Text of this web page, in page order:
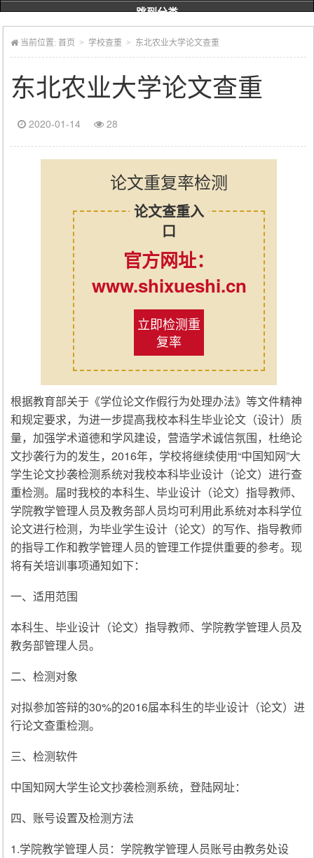
跳到分类
当前位置:首页 >学校查重 > 东北农业大学论文查重
东北农业大学论文查重
2020-01-14 28
论文重复率检测
论文查重入
口
官方网址：
www.shixueshi.cn
立即检测重
复率
根据教育部关于《学位论文作假行为处理办法》等文件精神
和规定要求，为进一步提高我校本科生毕业论文（设计）质
量，加强学术道德和学风建设，营造学术诚信氛围，杜绝论
文抄袭行为的发生，2016年，学校将继续使用“中国知网”大
学生论文抄袭检测系统对我校本科毕业设计（论文）进行查
重检测。届时我校的本科生、毕业设计（论文）指导教师、
学院教学管理人员及教务部人员均可利用此系统对本科学位
论文进行检测，为毕业学生设计（论文）的写作、指导教师
的指导工作和教学管理人员的管理工作提供重要的参考。现
将有关培训事项通知如下：
一、适用范围
本科生、毕业设计（论文）指导教师、学院教学管理人员及
教务部管理人员。
二、检测对象
对拟参加答辩的30%的2016届本科生的毕业设计（论文）进
行论文查重检测。
三、检测软件
中国知网大学生论文抄袭检测系统，登陆网址：
四、账号设置及检测方法
1.学院教学管理人员：学院教学管理人员账号由教务处设